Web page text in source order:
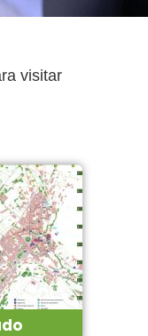
visitar